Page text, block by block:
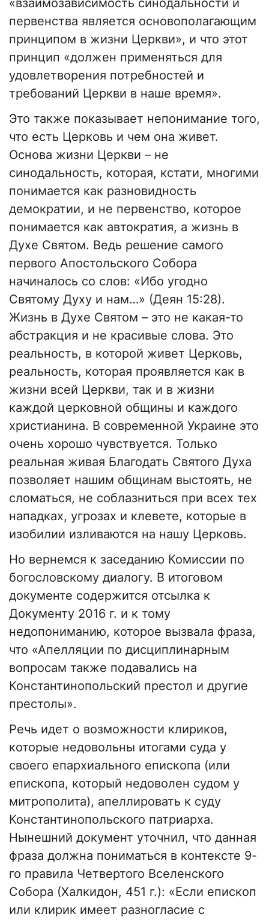
«взаимозависимость синодальности и
первенства является основополагающим
принципом в жизни Церкви», и что этот
принцип «должен применяться для
удовлетворения потребностей и
требований Церкви в наше время».
Это также показывает непонимание того,
что есть Церковь и чем она живет.
Основа жизни Церкви – не
синодальность, которая, кстати, многими
понимается как разновидность
демократии, и не первенство, которое
понимается как автократия, а жизнь в
Духе Святом. Ведь решение самого
первого Апостольского Собора
начиналось со слов: «Ибо угодно
Святому Духу и нам…» (Деян 15:28).
Жизнь в Духе Святом – это не какая-то
абстракция и не красивые слова. Это
реальность, в которой живет Церковь,
реальность, которая проявляется как в
жизни всей Церкви, так и в жизни
каждой церковной общины и каждого
христианина. В современной Украине это
очень хорошо чувствуется. Только
реальная живая Благодать Святого Духа
позволяет нашим общинам выстоять, не
сломаться, не соблазниться при всех тех
нападках, угрозах и клевете, которые в
изобилии изливаются на нашу Церковь.
Но вернемся к заседанию Комиссии по
богословскому диалогу. В итоговом
документе содержится отсылка к
Документу 2016 г. и к тому
недопониманию, которое вызвала фраза,
что «Апелляции по дисциплинарным
вопросам также подавались на
Константинопольский престол и другие
престолы».
Речь идет о возможности клириков,
которые недовольны итогами суда у
своего епархиального епископа (или
епископа, который недоволен судом у
митрополита), апеллировать к суду
Константинопольского патриарха.
Нынешний документ уточнил, что данная
фраза должна пониматься в контексте 9-
го правила Четвертого Вселенского
Собора (Халкидон, 451 г.): «Если епископ
или клирик имеет разногласие с